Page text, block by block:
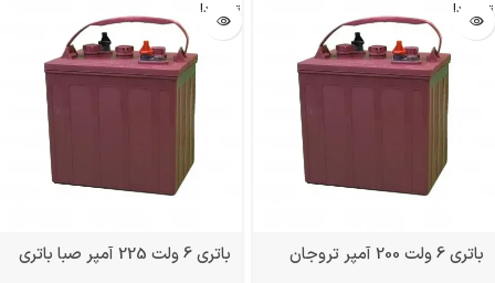
تمام شد!
باتری 6 ولت 200 آمپر تروجان
تمام شد!
باتری 6 ولت 225 آمپر صبا باتری